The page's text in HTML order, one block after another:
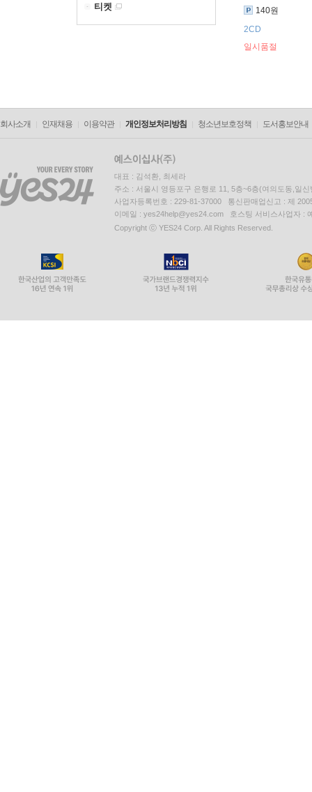
티켓
140원
일시품절
2CD
회사소개 인재채용 이용약관 개인정보처리방침 청소년보호정책 도서홍보안내
대표 : 김석환, 최세라
주소 : 서울시 영등포구 은행로 11, 5층~6층(여의도동,일신
사업자등록번호 : 229-81-37000 통신판매업신고 : 제
이메일 : yes24help@yes24.com 호스팅 서비스사업자 :
Copyright ⓒ YES24 Corp. All Rights Reserved.